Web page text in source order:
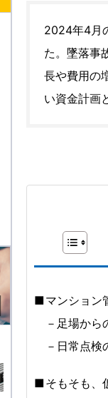
2024年4月
た。墜落事
長や費用の
い資金計画
マンション
足場から
日常点検
そもそも、